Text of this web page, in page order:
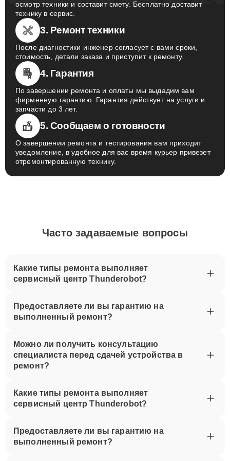
осмотр техники и составит смету. Бесплатно доставит
технику в сервис.
3. Ремонт техники
После диагностики инженер согласует с вами сроки,
стоимость, детали заказа и приступит к ремонту.
4. Гарантия
По завершении ремонта и оплаты мы выдадим вам
фирменную гарантию. Гарантия действует на услуги и
запчасти до 3 лет.
5. Сообщаем о готовности
О завершении ремонта и тестирования вам приходит
уведомление, в удобное для вас время курьер привезет
отремонтированную технику.
Часто задаваемые вопросы
Какие типы ремонта выполняет
сервисный центр Thunderobot?
Предоставляете ли вы гарантию на
выполненный ремонт?
Можно ли получить консультацию
специалиста перед сдачей устройства в
ремонт?
Какие типы ремонта выполняет
сервисный центр Thunderobot?
Предоставляете ли вы гарантию на
выполненный ремонт?